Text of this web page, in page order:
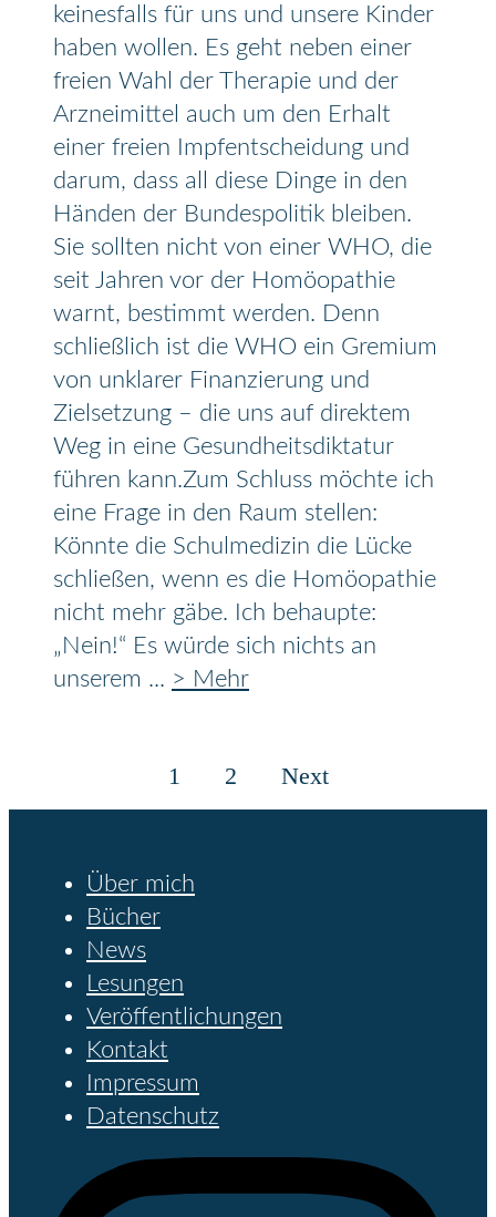
keinesfalls für uns und unsere Kinder
haben wollen. Es geht neben einer
freien Wahl der Therapie und der
Arzneimittel auch um den Erhalt
einer freien Impfentscheidung und
darum, dass all diese Dinge in den
Händen der Bundespolitik bleiben.
Sie sollten nicht von einer WHO, die
seit Jahren vor der Homöopathie
warnt, bestimmt werden. Denn
schließlich ist die WHO ein Gremium
von unklarer Finanzierung und
Zielsetzung – die uns auf direktem
Weg in eine Gesundheitsdiktatur
führen kann.Zum Schluss möchte ich
eine Frage in den Raum stellen:
Könnte die Schulmedizin die Lücke
schließen, wenn es die Homöopathie
nicht mehr gäbe. Ich behaupte:
„Nein!“ Es würde sich nichts an
unserem ... > Mehr
1 2 Next
Über mich
Bücher
News
Lesungen
Veröffentlichungen
Kontakt
Impressum
Datenschutz